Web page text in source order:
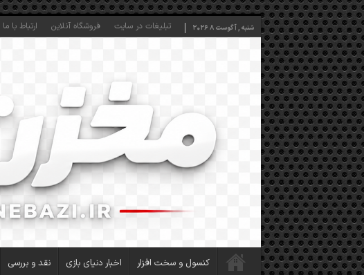
شنبه , آگوست 8 2026 تبلیغات در سایت فروشگاه آنلاین ارتباط با ما
کنسول و سخت افزار اخبار دنیای بازی نقد و بررسی